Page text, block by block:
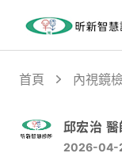
首頁 內視鏡
邱宏治 醫
2026-04-